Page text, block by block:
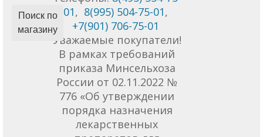
Поиск по
магазину
01, 8(995) 504-75-01,
+7(901) 706-75-01
Уважаемые покупатели!
В рамках требований
приказа Минсельхоза
России от 02.11.2022 №
776 «Об утверждении
порядка назначения
лекарственных